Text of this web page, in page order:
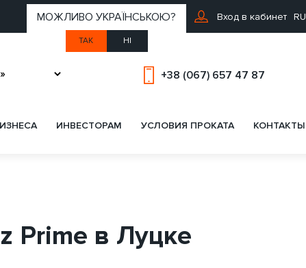
Вход в кабинет RU
МОЖЛИВО УКРАЇНСЬКОЮ?
ТАК НІ
+38 (067) 657 47 87
ИНВЕСТОРАМ УСЛОВИЯ ПРОКАТА КОНТАКТЫ
Prime в Луцке